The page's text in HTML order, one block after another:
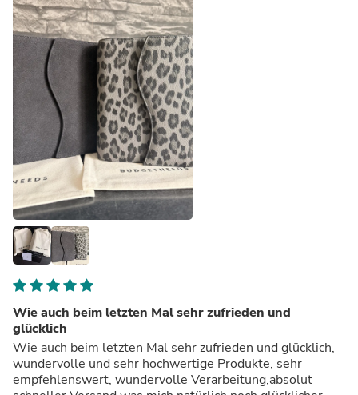
Wie auch beim letzten Mal sehr zufrieden und
glücklich
Wie auch beim letzten Mal sehr zufrieden und glücklich,
wundervolle und sehr hochwertige Produkte, sehr
empfehlenswert, wundervolle Verarbeitung,absolut